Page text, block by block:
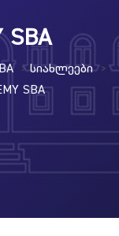
SBA
>Სიახლეები >
SBA